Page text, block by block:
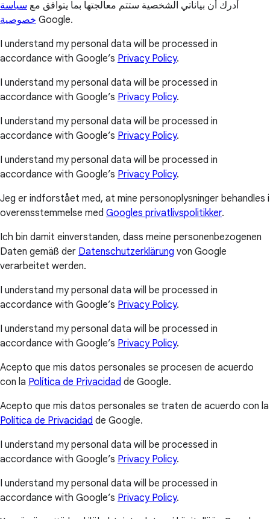
أدرك أن بياناتي الشخصية ستتم معالجتها بما يتوافق مع سياسة
خصوصية Google.
I understand my personal data will be processed in
accordance with Google’s Privacy Policy.
I understand my personal data will be processed in
accordance with Google’s Privacy Policy.
I understand my personal data will be processed in
accordance with Google’s Privacy Policy.
I understand my personal data will be processed in
accordance with Google’s Privacy Policy.
Jeg er indforstået med, at mine personoplysninger behandles i
overensstemmelse med Googles privatlivspolitikker.
Ich bin damit einverstanden, dass meine personenbezogenen
Daten gemäß der Datenschutzerklärung von Google
verarbeitet werden.
I understand my personal data will be processed in
accordance with Google’s Privacy Policy.
I understand my personal data will be processed in
accordance with Google’s Privacy Policy.
Acepto que mis datos personales se procesen de acuerdo
con la Política de Privacidad de Google.
Acepto que mis datos personales se traten de acuerdo con la
Política de Privacidad de Google.
I understand my personal data will be processed in
accordance with Google’s Privacy Policy.
I understand my personal data will be processed in
accordance with Google’s Privacy Policy.